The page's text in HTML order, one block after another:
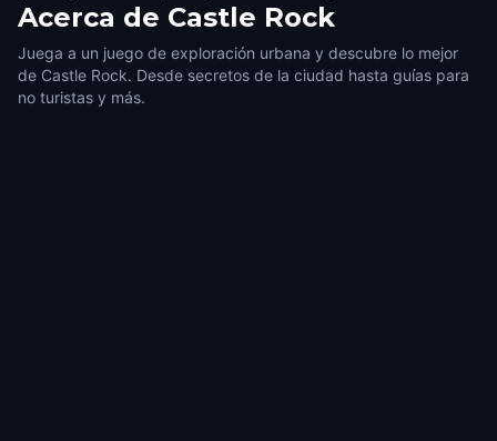
Acerca de Castle Rock
Juega a un juego de exploración urbana y descubre lo mejor
de Castle Rock. Desde secretos de la ciudad hasta guías para
no turistas y más.